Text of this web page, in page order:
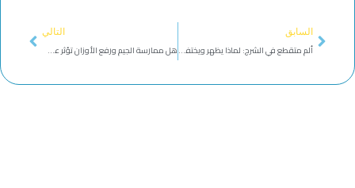
Prev
السابق
ألم متقطع في الشرج: لماذا يظهر ويختفي؟
التالي
هل ممارسة الجيم ورفع الأوزان تؤثر على الشرج؟ نصائح لتجنب المضاعفات | د. دعد الطعاني
Next